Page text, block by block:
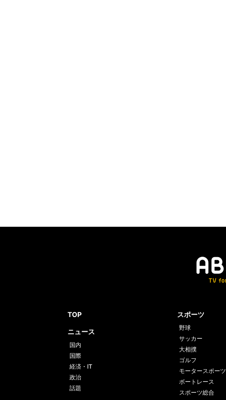
TOP
ニュース
国内
国際
経済・IT
政治
話題
スポーツ
野球
サッカー
大相撲
ゴルフ
モータースポーツ
ボートレース
スポーツ総合